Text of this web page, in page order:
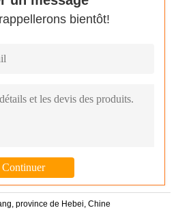
bientôt!
province de Hebei, Chine